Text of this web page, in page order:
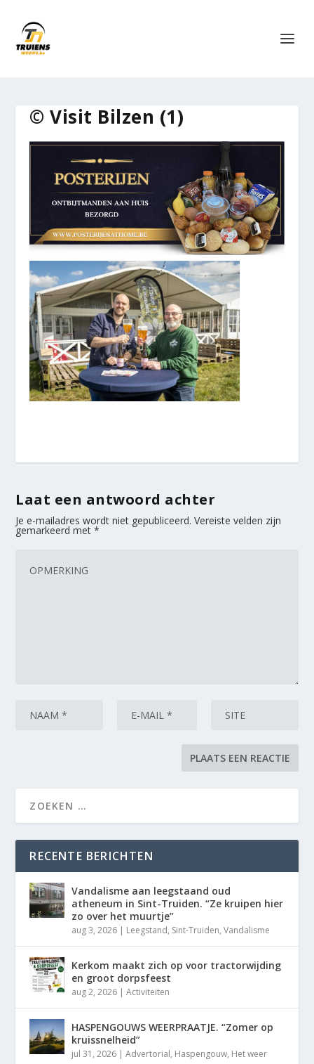
© Visit Bilzen (1)
Laat een antwoord achter
Je e-mailadres wordt niet gepubliceerd. Vereiste velden zijn
gemarkeerd met*
RECENTE BERICHTEN
Vandalisme aan leegstaand oud
atheneum in Sint-Truiden. “Ze kruipen hier
zo over het muurtje”
aug 3, 2026 | Leegstand, Sint-Truiden,Vandalisme
Kerkom maakt zich op voor tractorwijding
en groot dorpsfeest
aug 2, 2026 |Activiteiten
HASPENGOUWS WEERPRAATJE. “Zomer op
kruissnelheid”
jul 31, 2026 |Advertorial, Haspengouw, Het weer